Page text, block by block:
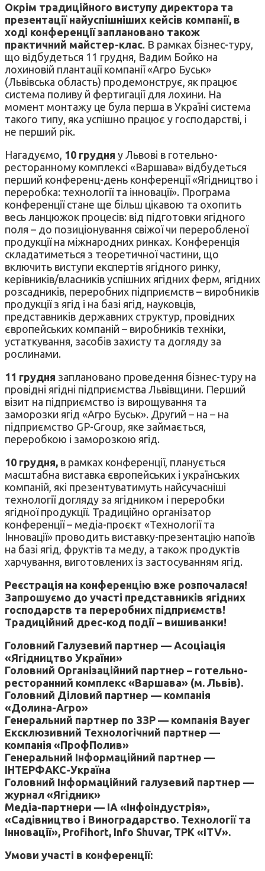
Окрім традиційного виступу директора та
презентації найуспішніших кейсів компанії, в
ході конференції заплановано також
практичний майстер-клас. В рамках бізнес-туру,
що відбудеться 11 грудня, Вадим Бойко на
лохиновій плантації компанії «Агро Буськ»
(Львівська область) продемонструє, як працює
система поливу й фертигації для лохини. На
момент монтажу це була перша в Україні система
такого типу, яка успішно працює у господарстві, і
не перший рік.
Нагадуємо, 10 грудня у Львові в готельно-
ресторанному комплексі «Варшава» відбудеться
перший конференц-день конференції «Ягідництво і
переробка: технології та інновації». Програма
конференції стане ще більш цікавою та охопить
весь ланцюжок процесів: від підготовки ягідного
поля – до позиціонування свіжої чи переробленої
продукції на міжнародних ринках. Конференція
складатиметься з теоретичної частини, що
включить виступи експертів ягідного ринку,
керівників/власників успішних ягідних ферм, ягідних
розсадників, переробних підприємств – виробників
продукції з ягід і на базі ягід, науковців,
представників державних структур, провідних
європейських компаній – виробників техніки,
устаткування, засобів захисту та догляду за
рослинами.
11 грудня заплановано проведення бізнес-туру на
провідні ягідні підприємства Львівщини. Перший
візит на підприємство із вирощування та
заморозки ягід «Агро Буськ». Другий – на – на
підприємство GP-Group, яке займається,
переробкою і заморозкою ягід.
10 грудня, в рамках конференції, планується
масштабна виставка європейських і українських
компаній, які презентуватимуть найсучасніші
технології догляду за ягідником і переробки
ягідної продукції. Традиційно організатор
конференції – медіа-проєкт «Технології та
Інновації» проводить виставку-презентацію напоїв
на базі ягід, фруктів та меду, а також продуктів
харчування, виготовлених із застосуванням ягід.
Реєстрація на конференцію вже розпочалася!
Запрошуємо до участі представників ягідних
господарств та переробних підприємств!
Традиційний дрес-код події – вишиванки!
Головний Галузевий партнер — Асоціація
«Ягідництво України»
Головний Організаційний партнер – готельно-
ресторанний комплекс «Варшава» (м. Львів).
Головний Діловий партнер — компанія
«Долина-Агро»
Генеральний партнер по ЗЗР — компанія Bayer
Ексклюзивний Технологічний партнер —
компанія «ПрофПолив»
Генеральний Інформаційний партнер —
ІНТЕРФАКС-Україна
Головний Інформаційний галузевий партнер —
журнал «Ягідник»
Медіа-партнери — ІА «Інфоіндустрія»,
«Садівництво і Виноградарство. Технології та
Інновації», Profihort, Info Shuvar, ТРК «ITV».
Умови участі в конференції: